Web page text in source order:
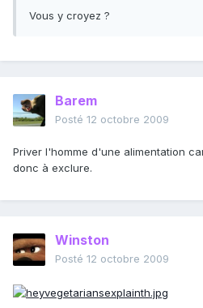
Vous y croyez ?
Barem
Posté 12 octobre 2009
Priver l'homme d'une alimentation
donc à exclure.
Winston
Posté 12 octobre 2009